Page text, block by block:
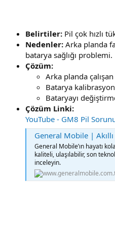
Belirtiler: Pil çok hızlı
Nedenler: Arka planda
batarya sağlığı problemi.
Çözüm:
Arka planda
Batarya
Bataryayı
Çözüm Linki:
YouTube - GM8 Pil
General Mobile | Akıllı
General Mobile’ın hayatı
kaliteli, ulaşılabilir, son
inceleyin.